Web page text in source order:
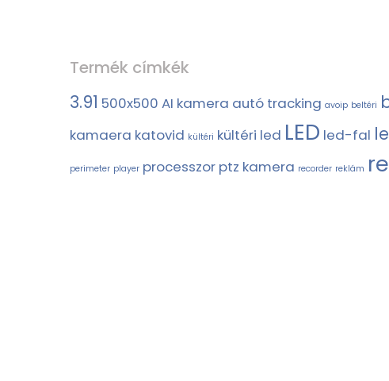
Termék címkék
3.91 500x500 AI kamera autó tracking avoip beltéri
kamaera katovid kültéri kültéri led LED led-fal
perimeter player processzor ptz kamera recorder reklám